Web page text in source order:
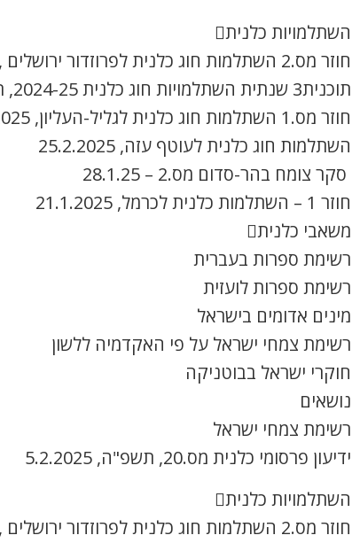
השתלמויות כלנית
חוזר מס.2 השתלמות חוג כלנית לפרוזדור ירושלים , 8.4.2025
תוכנית3 שנתית השתלמויות חוג כלנית 2024-25, תשפ"ה
חוזר מס.1 השתלמות חוג כלנית לגליל-העליון, 3.4.2025
השתלמות חוג כלנית לעוטף עזה, 25.2.2025
סקר צומח בהר-סדום מס.2 – 28.1.25
חוזר 1 – השתלמות כלנית לכרמל, 21.1.2025
משאבי כלנית
רשימת ספרות בעברית
רשימת ספרות לועזית
מינים אדומים בישראל
רשימת צמחי ישראל על פי האקדמיה ללשון
חוקרי ישראל בבוטניקה
נושאים
רשימת צמחי ישראל
ידיעון פרסומי כלנית מס.20, תשפ"ה, 5.2.2025
השתלמויות כלנית
חוזר מס.2 השתלמות חוג כלנית לפרוזדור ירושלים , 8.4.2025